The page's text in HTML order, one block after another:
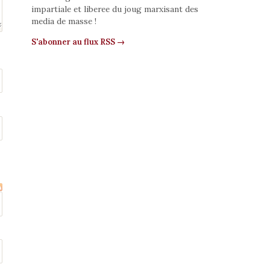
impartiale et liberee du joug marxisant des
media de masse !
S'abonner au flux RSS →